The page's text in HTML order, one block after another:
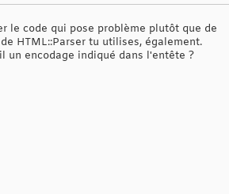
le code qui pose problème plutôt que de
HTML::Parser tu utilises, également.
un encodage indiqué dans l'entête ?